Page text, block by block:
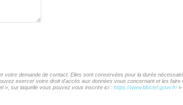
demande de contact. Elles sont conservées pour la durée
exercer votre droit d'accès aux données vous concernant et les
», sur laquelle vous pouvez vous inscrire ici : https://www.bloctel.gouv.fr/»